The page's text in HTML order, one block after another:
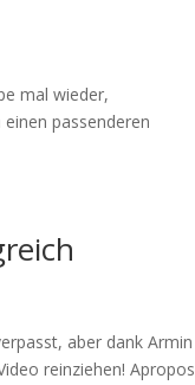
mal wieder,
passenderen
aber dank Armin
reinziehen! Apropos